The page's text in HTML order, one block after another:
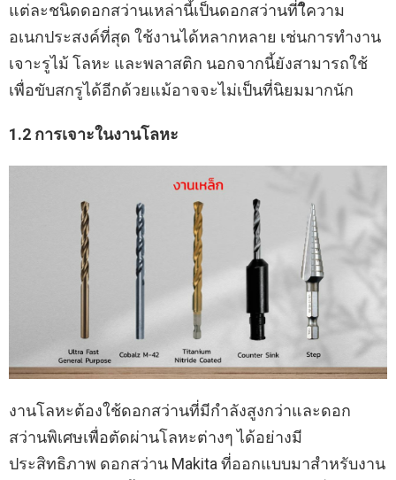
แต่ละชนิดดอกสว่านเหล่านี้เป็นดอกสว่านที่ใีความ
อเนกประสงค์ที่สุด ใช้งานได้หลากหลาย เช่นการทำงาน
เจาะรูไม้ โลหะ และพลาสติก นอกจากนี้ยังสามารถใช้
เพื่อขับสกรูได้อีกด้วยแม้อาจจะไม่เป็นที่นิยมมากนัก
1.2 การเจาะในงานโลหะ
งานโลหะต้องใช้ดอกสว่านที่มีกำลังสูงกว่าและดอก
สว่านพิเศษเพื่อตัดผ่านโลหะต่างๆ ได้อย่างมี
ประสิทธิภาพ ดอกสว่าน Makita ที่ออกแบบมาสำหรับงาน